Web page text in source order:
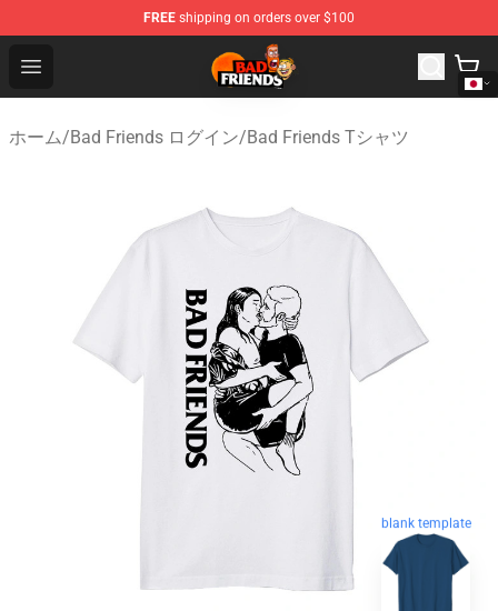
FREE shipping on orders over $100
Open menu
Bad Friends Shop - Official Bad Friends Merchandise
ホーム/Bad Friends ログイン/Bad Friends Tシャツ
blank template